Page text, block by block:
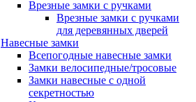
Врезные замки с ручками
Врезные замки с ручками
для деревянных дверей
Навесные замки
Всепогодные навесные замки
Замки велосипедные/тросовые
Замки навесные с одной
секретностью